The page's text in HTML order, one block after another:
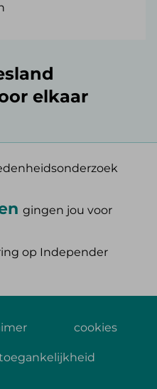
elkaar
gingen jou voor
op Independer
cookies